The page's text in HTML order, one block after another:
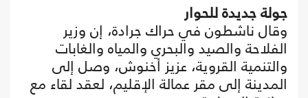
جولة جديدة للحوار
وقال ناشطون في حراك جرادة، إن وزير
الفلاحة والصيد والبحري والمياه والغابات
والتنمية القروية، عزيز أخنوش، وصل إلى
المدينة إلى مقر عمالة الإقليم، لعقد لقاء مع